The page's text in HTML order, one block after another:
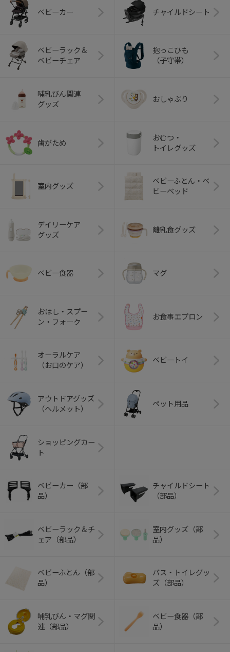
ベビーカー チャイルドシート
ベビーラック＆
ベビーチェア
抱っこひも
（子守帯）
哺乳びん関連
グッズ
おしゃぶり
歯がため
おむつ・
トイレグッズ
室内グッズ
ベビーふとん・ベ
ビーベッド
デイリーケア
グッズ
離乳食グッズ
ベビー食器 マグ
おはし・スプー
ン・フォーク
お食事エプロン
オーラルケア
（お口のケア）
ベビートイ
アウトドアグッズ
（ヘルメット）
ペット用品
ショッピングカー
ト
ベビーカー（部
品）
チャイルドシート
（部品）
ベビーラック＆チ
ェア（部品）
室内グッズ（部
品）
ベビーふとん（部
品）
バス・トイレグッ
ズ（部品）
哺乳びん・マグ関
連（部品）
ベビー食器（部
品）